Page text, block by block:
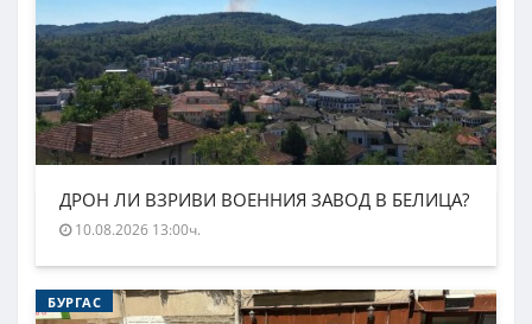
ДРОН ЛИ ВЗРИВИ ВОЕННИЯ ЗАВОД В БЕЛИЦА?
10.08.2026 13:00ч.
БУРГАС